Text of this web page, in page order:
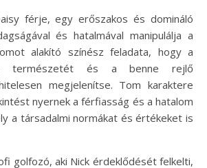
férje, egy erőszakos és domináló
és hatalmával manipulálja a
alakító színész feladata, hogy a
természetét és a benne rejlő
megjelenítse. Tom karaktere
nyernek a férfiasság és a hatalom
a társadalmi normákat és értékeket is
golfozó, aki Nick érdeklődését felkelti,